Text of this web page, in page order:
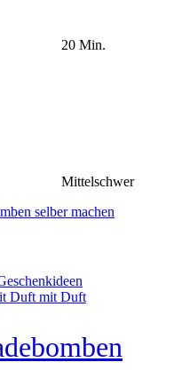
20 Min.
Mittelschwer
mit Duft